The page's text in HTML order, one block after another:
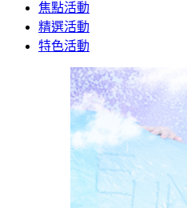
焦點活動
精選活動
特色活動